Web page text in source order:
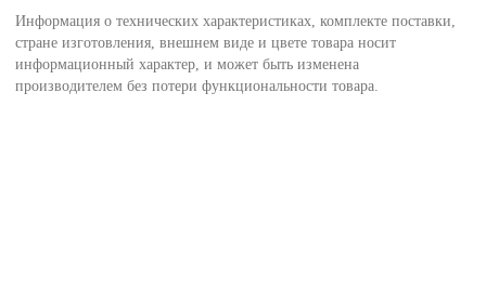
Информация о технических характеристиках, комплекте поставки,
стране изготовления, внешнем виде и цвете товара носит
информационный характер, и может быть изменена
производителем без потери функциональности товара.